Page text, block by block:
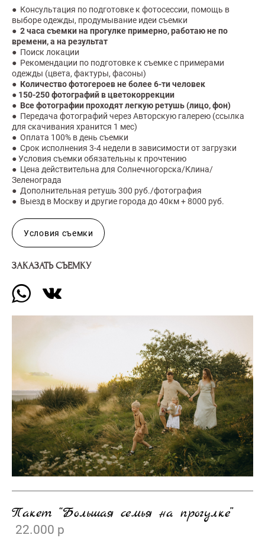
● Консультация по подготовке к фотосессии, помощь в
выборе одежды, продумывание идеи съемки
● 2 часа съемки на прогулке примерно, работаю не по
времени, а на результат
● Поиск локации
● Рекомендации по подготовке к съемке с примерами
одежды (цвета, фактуры, фасоны)
● Количество фотогероев не более 6-ти человек
● 150-250 фотографий в цветокоррекции
● Все фотографии проходят легкую ретушь (лицо, фон)
● Передача фотографий через Авторскую галерею (ссылка
для скачивания хранится 1 мес)
● Оплата 100% в день съемки
● Срок исполнения 3-4 недели в зависимости от загрузки
● Условия съемки обязательны к прочтению
● Цена действительна для Солнечногорска/Клина/
Зеленограда
● Дополнительная ретушь 300 руб./фотография
● Выезд в Москву и другие города до 40км + 8000 руб.
Условия съемки
ЗАКАЗАТЬ СЪЕМКУ
Пакет “Большая семья на прогулке”
22.000 р